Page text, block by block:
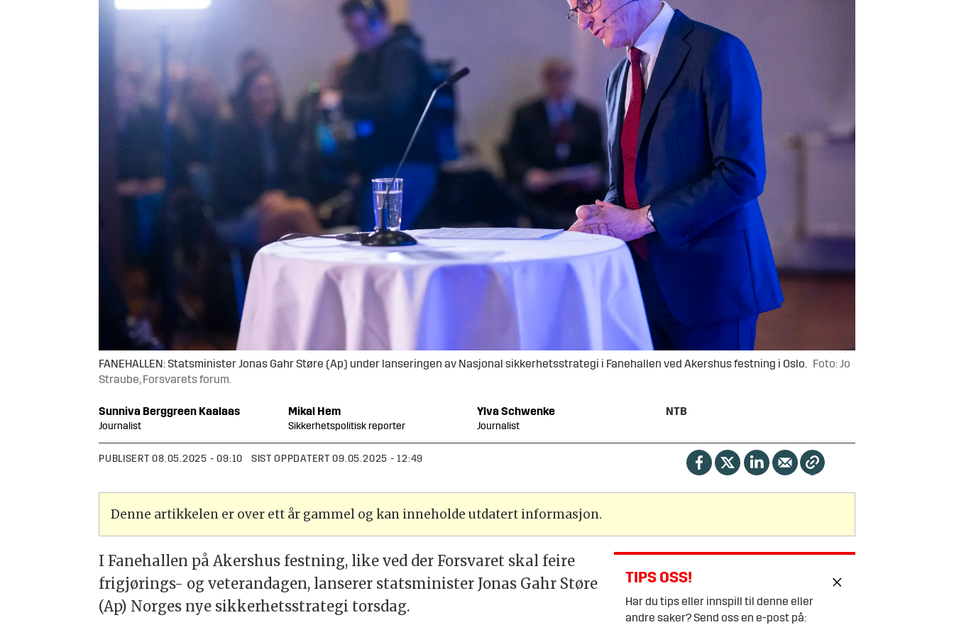
FANEHALLEN: Statsminister Jonas Gahr Støre (Ap) under lanseringen av Nasjonal sikkerhetsstrategi i Fanehallen ved Akershus festning i Oslo.
Foto: Jo
Straube, Forsvarets forum.
Sunniva Berggreen Kaalaas
Journalist
Mikal Hem
Sikkerhetspolitisk reporter
YlvaSchwenke
Journalist
NTB
PUBLISERT 08.05.2025 - 09:10 SIST OPPDATERT 09.05.2025 - 12:49
Denne artikkelen er over ett år gammel og kan inneholde utdatert informasjon.
TIPS OSS!
Har du tips eller innspill til denne eller
andre saker? Send oss en e-post på:
I Fanehallen på Akershus festning, like ved der Forsvaret skal feire
frigjørings- og veterandagen, lanserer statsminister Jonas Gahr Støre
(Ap) Norges nye sikkerhetsstrategi torsdag.